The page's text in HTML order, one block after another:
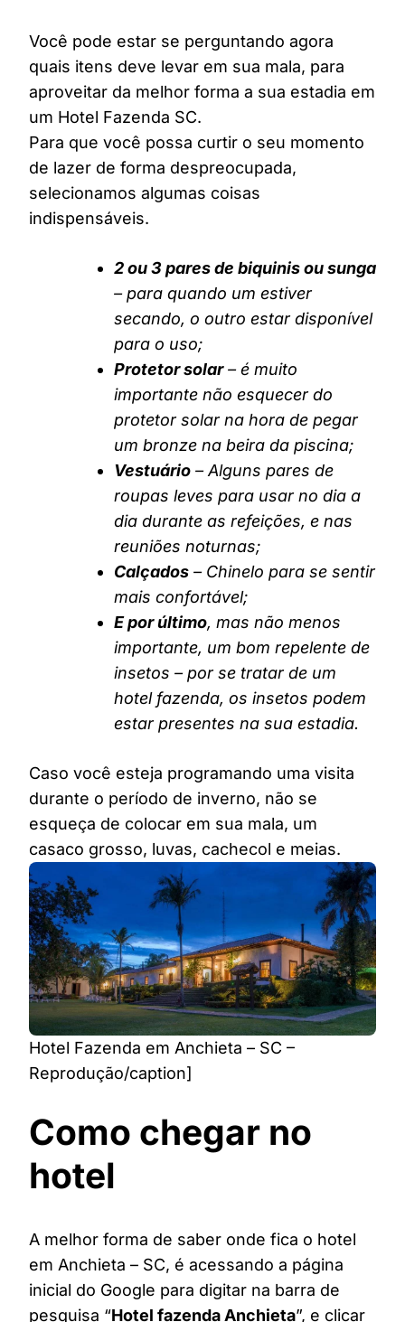
Você pode estar se perguntando agora
quais itens deve levar em sua mala, para
aproveitar da melhor forma a sua estadia em
um Hotel Fazenda SC.
Para que você possa curtir o seu momento
de lazer de forma despreocupada,
selecionamos algumas coisas
indispensáveis.
2 ou 3 pares de biquinis ou sunga
– para quando um estiver
secando, o outro estar disponível
para o uso;
Protetor solar– é muito
importante não esquecer do
protetor solar na hora de pegar
um bronze na beira da piscina;
Vestuário – Alguns pares de
roupas leves para usar no dia a
dia durante as refeições, e nas
reuniões noturnas;
Calçados – Chinelo para se sentir
mais confortável;
E por último, mas não menos
importante, um bom repelente de
insetos – por se tratar de um
hotel fazenda, os insetos podem
estar presentes na sua estadia.
Caso você esteja programando uma visita
durante o período de inverno, não se
esqueça de colocar em sua mala, um
casaco grosso, luvas, cachecol e meias.
Hotel Fazenda em Anchieta – SC –
Reprodução/caption]
Como chegar no
hotel
A melhor forma de saber onde fica o hotel
em Anchieta – SC, é acessando a página
inicial do Google para digitar na barra de
pesquisa “Hotel fazenda Anchieta”, e clicar